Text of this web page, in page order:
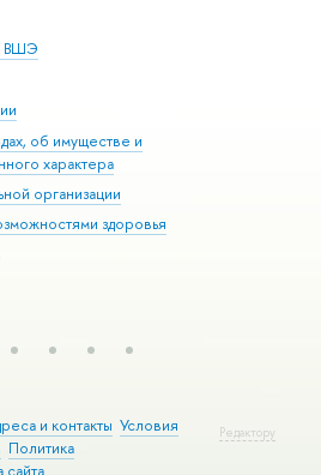
ВШЭ
об имуществе и
характера
организации
здоровья
Редактору
и контакты Условия
Политика
сайта